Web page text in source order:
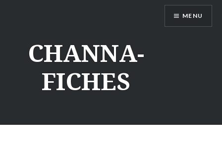
CHANNA-
FICHES
MENU